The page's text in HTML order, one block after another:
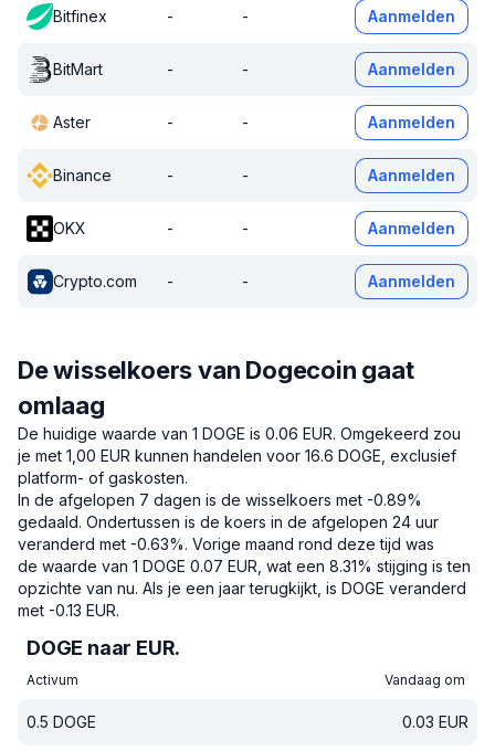
Bitfinex - - Aanmelden
BitMart - - Aanmelden
Aster - - Aanmelden
Binance - - Aanmelden
OKX - - Aanmelden
Crypto.com - - Aanmelden
De wisselkoers van Dogecoin gaat
omlaag
De huidige waarde van 1 DOGE is 0.06 EUR. Omgekeerd zou
je met 1,00 EUR kunnen handelen voor 16.6 DOGE, exclusief
platform- of gaskosten.
In de afgelopen 7 dagen is de wisselkoers met -0.89%
gedaald. Ondertussen is de koers in de afgelopen 24 uur
veranderd met -0.63%. Vorige maand rond deze tijd was
de waarde van 1 DOGE 0.07 EUR, wat een 8.31% stijging is ten
opzichte van nu. Als je een jaar terugkijkt, is DOGE veranderd
met -0.13 EUR.
DOGE naar EUR.
Activum Vandaag om
0.5 DOGE 0.03 EUR